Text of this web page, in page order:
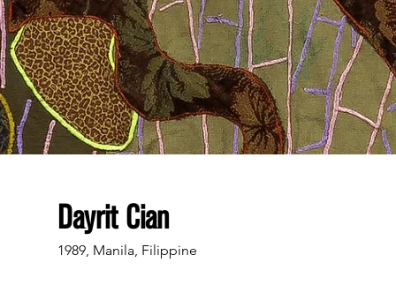
Dayrit Cian
1989, Manila, Filippine